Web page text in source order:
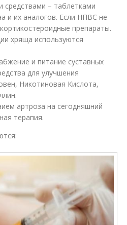
средствами – таблетками
и их аналогов. Если НПВС не
препараты.
хряща используются
и питание суставных
для улучшения
Никотиновая Кислота,
артроза на сегодняшний
терапия.